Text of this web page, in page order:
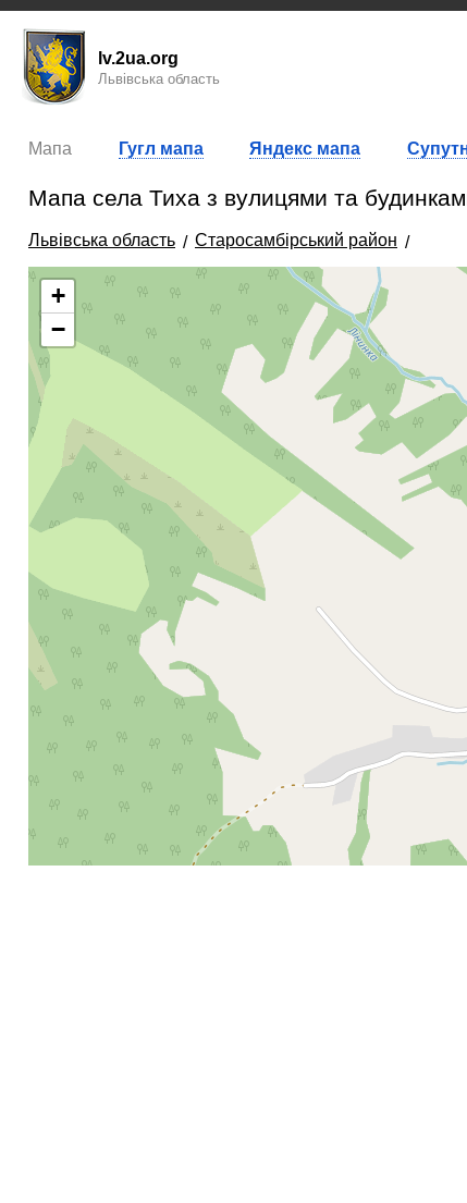
lv.2ua.org
Львівська область
Мапа Гугл мапа Яндекс мапа
Мапа села Тиха з вулицями та
Львівська область Старосамбірський район
+
−